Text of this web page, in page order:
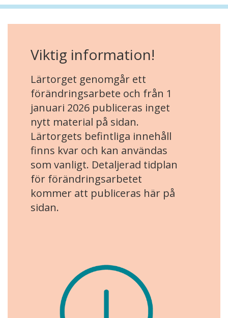
Viktig information!
Lärtorget genomgår ett
förändringsarbete och från 1
januari 2026 publiceras inget
nytt material på sidan.
Lärtorgets befintliga innehåll
finns kvar och kan användas
som vanligt. Detaljerad tidplan
för förändringsarbetet
kommer att publiceras här på
sidan.